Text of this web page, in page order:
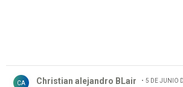
CA Christian alejandro BLair 5 DE JUNIO